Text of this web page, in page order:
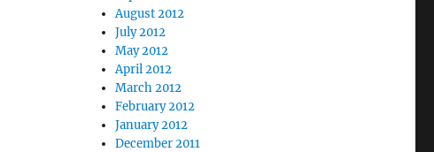
August 2012
July 2012
May 2012
April 2012
March 2012
February 2012
January 2012
December 2011